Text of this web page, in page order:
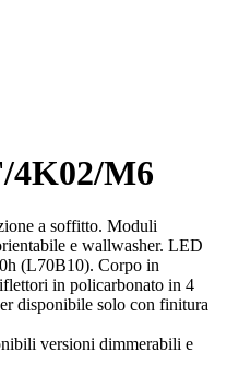
4K02/M6
a soffitto. Moduli
e wallwasher. LED
(L70B10). Corpo in
in policarbonato in 4
disponibile solo con finitura
versioni dimmerabili e